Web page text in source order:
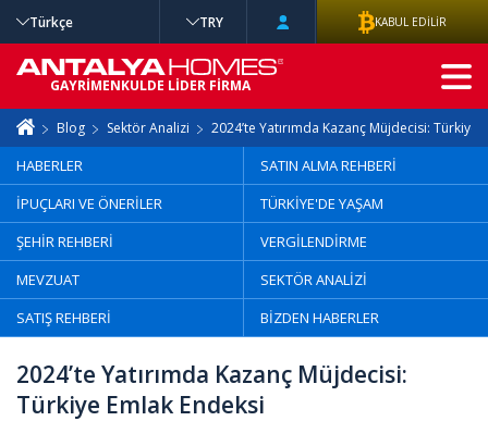
Blog Sektör Analizi 2024’te Yatırımda Kazanç Müjdecisi: Türkiye
HABERLER
SATIN ALMA REHBERİ
İPUÇLARI VE ÖNERİLER
TÜRKİYE'DE YAŞAM
ŞEHİR REHBERİ
VERGİLENDİRME
MEVZUAT
SEKTÖR ANALİZİ
SATIŞ REHBERİ
BİZDEN HABERLER
2024’te Yatırımda Kazanç Müjdecisi:
Türkiye Emlak Endeksi
Türkçe TRY KABUL EDİLİR
GAYRİMENKULDE LİDER FİRMA
GELİŞMİŞ
ARAMA